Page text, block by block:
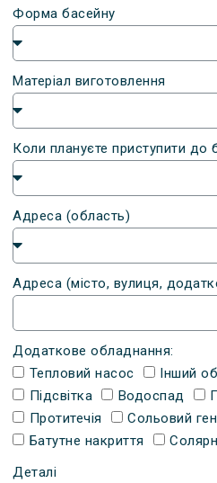
Форма басейну
Матеріал виготовлення
Коли плануєте приступити до
Адреса (область)
Адреса (місто, вулиця,
Додаткове обладнання:
Тепловий насос
Інший
Підсвітка
Водоспад
Протитечія
Сольовий
Батутне накриття
Деталі